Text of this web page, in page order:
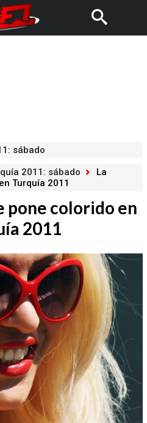
sábado
2011: sábado
La
Turquía 2011
pone colorido en
2011